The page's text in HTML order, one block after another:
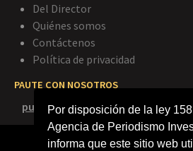
Por disposición de la ley
Agencia de Periodismo
informa que este sitio web
Del Director
Quiénes somos
Contáctenos
Política de privacidad
PAUTE CON NOSOTROS
publicidad@agenciapi.co